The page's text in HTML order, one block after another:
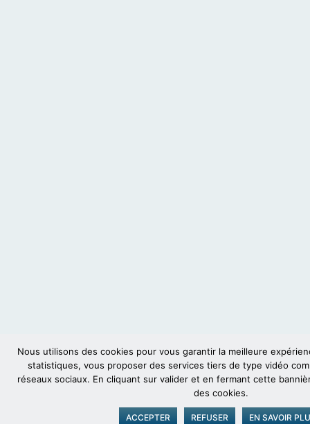
Nous utilisons des cookies pour vous garantir la meilleure
statistiques, vous proposer des services tiers de type vidéo
réseaux sociaux. En cliquant sur valider et en fermant cette
des cookies.
ACCEPTER REFUSER EN SAVOIR